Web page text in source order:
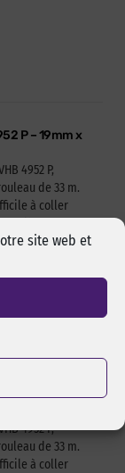
site web et
P – 19mm x
4952 P,
de 33 m.
à coller
P – 25mm x
4952 P,
de 33 m.
à coller